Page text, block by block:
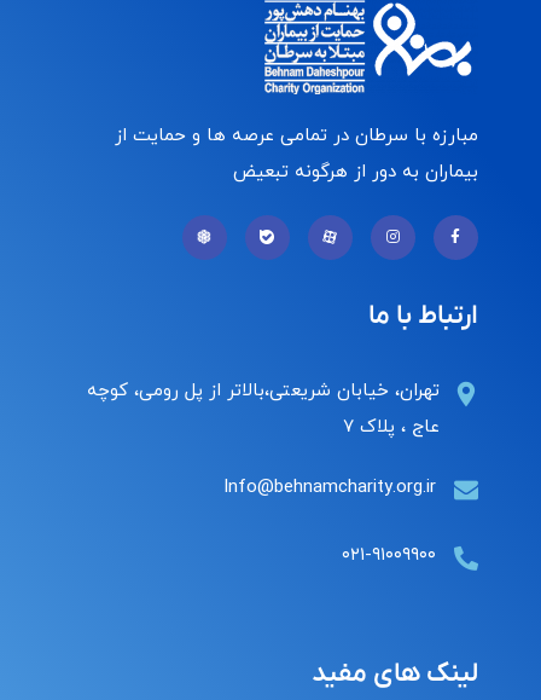
مبارزه با سرطان در تمامی عرصه ها و حمایت از
بیماران به دور از هرگونه تبعیض
ارتباط با ما
تهران، خیابان شریعتی،بالاتر از پل رومی، کوچه
عاج ، پلاک ۷
Info@behnamcharity.org.ir
۰۲۱-۹۱۰۰۹۹۰۰
لینک های مفید